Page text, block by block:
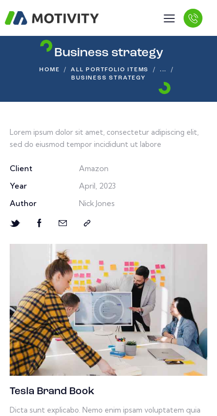
Business strategy
HOME ALL PORTFOLIO ITEMS
...
BUSINESS STRATEGY
Lorem ipsum dolor sit amet, consectetur adipiscing elit,
sed do eiusmod tempor incididunt ut labore
Client
Amazon
Year
April, 2023
Author
Nick Jones
Tesla Brand Book
Dicta sunt explicabo. Nemo enim ipsam voluptatem quia